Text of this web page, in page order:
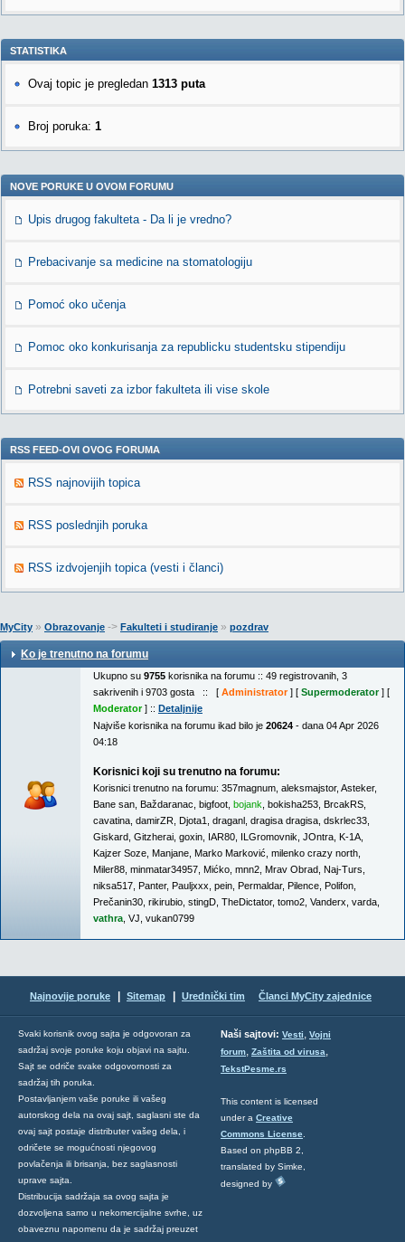
STATISTIKA
Ovaj topic je pregledan 1313 puta
Broj poruka: 1
NOVE PORUKE U OVOM FORUMU
Upis drugog fakulteta - Da li je vredno?
Prebacivanje sa medicine na stomatologiju
Pomoć oko učenja
Pomoc oko konkurisanja za republicku studentsku stipendiju
Potrebni saveti za izbor fakulteta ili vise skole
RSS FEED-OVI OVOG FORUMA
RSS najnovijih topica
RSS poslednjih poruka
RSS izdvojenjih topica (vesti i članci)
MyCity » Obrazovanje -> Fakulteti i studiranje » pozdrav
Ko je trenutno na forumu
Ukupno su 9755 korisnika na forumu :: 49 registrovanih, 3
sakrivenih i 9703 gosta :: [ Administrator] [ Supermoderator] [
Moderator] :: Detaljnije
Najviše korisnika na forumu ikad bilo je 20624 - dana 04 Apr 2026
04:18
Korisnici koji su trenutno na forumu:
Korisnici trenutno na forumu: 357magnum aleksmajstor, Asteker,
Bane san Baždaranac bigfoot bojank bokisha253 BrcakRS
cavatina damirZR Djota1 draganl dragisa dragisa dskrlec33
Giskard Gitzherai goxin IAR80 ILGromovnik JOntra K-1A
Kajzer Soze Manjane Marko Marković milenko crazy north
Miler88 minmatar34957 Mićko mnn2 Mrav Obrad Naj-Turs
niksa517 Panter, Pauljxxx pein Permaldar, Pilence Polifon
Prečanin30 rikirubio stingD TheDictator, tomo2 Vanderx varda
vathra VJ vukan0799
Najnovije poruke Sitemap Urednički tim Članci MyCity zajednice
Svaki korisnik ovog sajta je odgovoran za
sadržaj svoje poruke koju objavi na sajtu.
Sajt se odriče svake odgovornosti za
sadržaj tih poruka.
Postavljanjem vaše poruke ili vašeg
autorskog dela na ovaj sajt, saglasni ste da
ovaj sajt postaje distributer vašeg dela, i
odričete se mogućnosti njegovog
povlačenja ili brisanja, bez saglasnosti
uprave sajta.
Distribucija sadržaja sa ovog sajta je
dozvoljena samo u nekomercijalne svrhe, uz
obaveznu napomenu da je sadržaj preuzet
Naši sajtovi: Vesti, Vojni
forum, Zaštita od virusa,
TekstPesme.rs
This content is licensed
under a Creative
Commons License
Based on phpBB 2,
translated by Simke,
designed by